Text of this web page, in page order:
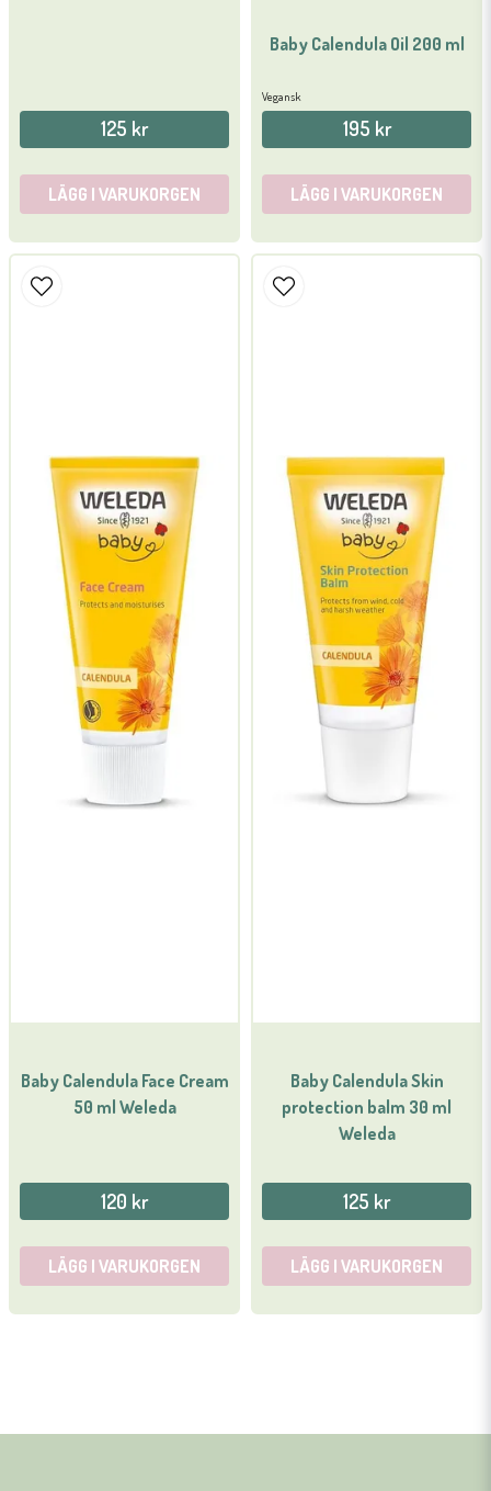
125 kr
LÄGG I VARUKORGEN
Baby Calendula Oil 200 ml
Vegansk
195 kr
LÄGG I VARUKORGEN
Baby Calendula Face Cream
50 ml Weleda
120 kr
LÄGG I VARUKORGEN
Baby Calendula Skin
protection balm 30 ml
Weleda
125 kr
LÄGG I VARUKORGEN